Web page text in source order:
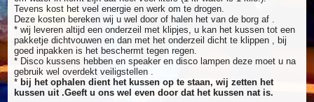
Tevens kost het veel energie en werk om te drogen.
Deze kosten bereken wij u wel door of halen het van de borg af .
* wij leveren altijd een onderzeil met klipjes, u kan het kussen tot een
pakketje dichtvouwen en dan met het onderzeil dicht te klippen , bij
goed inpakken is het beschermt tegen regen.
* Disco kussens hebben en speaker en disco lampen deze moet u na
gebruik wel overdekt veiligstellen .
* bij het ophalen dient het kussen op te staan, wij zetten het
kussen uit .Geeft u ons wel even door dat het kussen nat is.